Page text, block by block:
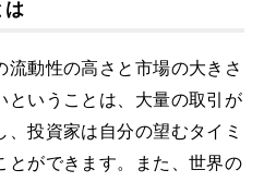
は
流動性の高さと市場の大きさ
ということは、大量の取引が
投資家は自分の望むタイミ
とができます。また、世界の